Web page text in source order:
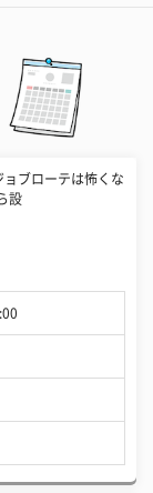
ョブローテは怖くな
設